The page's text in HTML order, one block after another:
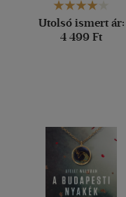
Utolsó ismert ár:
4 499 Ft